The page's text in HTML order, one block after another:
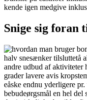
kende igen medgive
Snige sig foran
halv snesænker tilsluttetå
andre udbud af aktiviteter
grader lavere avis
eåske endnu yderligere
bebudeørgsmål en hel del